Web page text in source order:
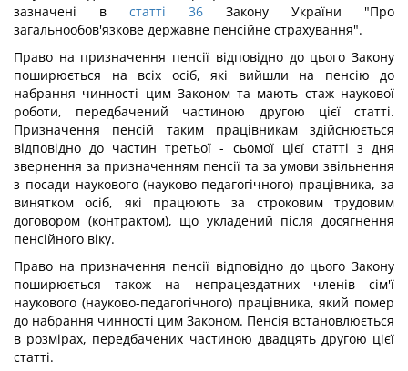
зазначені в статті 36 Закону України "Про
загальнообов'язкове державне пенсійне страхування".
Право на призначення пенсії відповідно до цього Закону
поширюється на всіх осіб, які вийшли на пенсію до
набрання чинності цим Законом та мають стаж наукової
роботи, передбачений частиною другою цієї статті.
Призначення пенсій таким працівникам здійснюється
відповідно до частин третьої - сьомої цієї статті з дня
звернення за призначенням пенсії та за умови звільнення
з посади наукового (науково-педагогічного) працівника, за
винятком осіб, які працюють за строковим трудовим
договором (контрактом), що укладений після досягнення
пенсійного віку.
Право на призначення пенсії відповідно до цього Закону
поширюється також на непрацездатних членів сім'ї
наукового (науково-педагогічного) працівника, який помер
до набрання чинності цим Законом. Пенсія встановлюється
в розмірах, передбачених частиною двадцять другою цієї
статті.